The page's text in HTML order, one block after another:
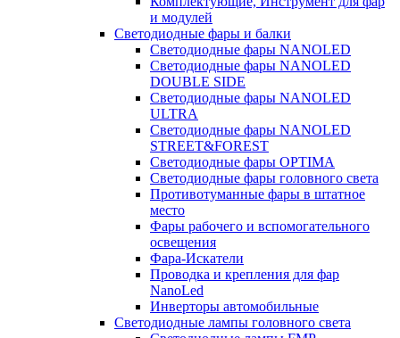
и модулей
Светодиодные фары и балки
Светодиодные фары NANOLED
Светодиодные фары NANOLED
DOUBLE SIDE
Светодиодные фары NANOLED
ULTRA
Светодиодные фары NANOLED
STREET&FOREST
Светодиодные фары OPTIMA
Светодиодные фары головного света
Противотуманные фары в штатное
место
Фары рабочего и вспомогательного
освещения
Фара-Искатели
Проводка и крепления для фар
NanoLed
Инверторы автомобильные
Светодиодные лампы головного света